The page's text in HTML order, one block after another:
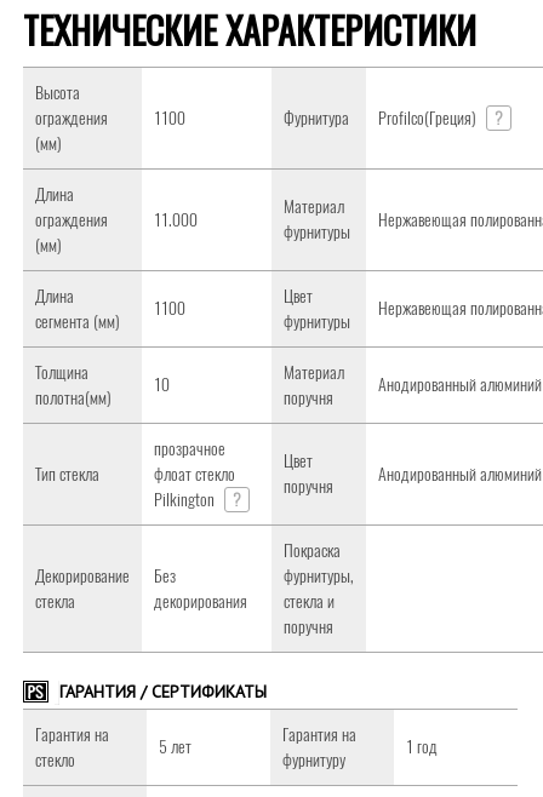
ТЕХНИЧЕСКИЕ ХАРАКТЕРИСТИКИ
Высота
ограждения
(мм)
1100 Фурнитура Profilco(Греция) ?
Длина
ограждения
(мм)
11.000
Материал
фурнитуры
Нержавеющая
Длина
сегмента (мм)
1100
Цвет
фурнитуры
Нержавеющая
Толщина
полотна(мм)
10
Материал
поручня
Анодированный алюминий
Тип стекла
прозрачное
флоат стекло
Pilkington
?
Цвет
поручня
Анодированный алюминий
Декорирование
стекла
Без
декорирования
Покраска
фурнитуры,
стекла и
поручня
ГАРАНТИЯ / СЕРТИФИКАТЫ
Гарантия на
стекло
5 лет
Гарантия на
фурнитуру
1 год